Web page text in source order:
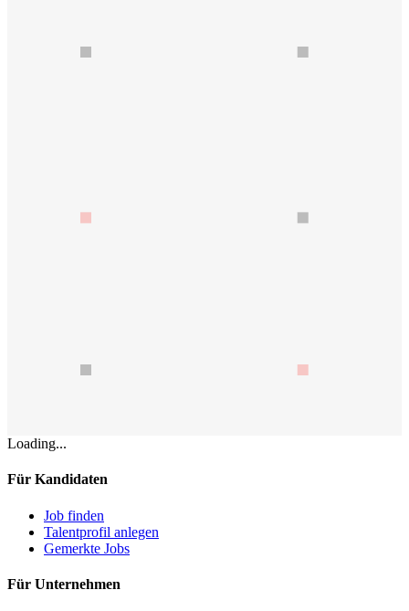
Loading...
Für Kandidaten
Job finden
Talentprofil anlegen
Gemerkte Jobs
Für Unternehmen